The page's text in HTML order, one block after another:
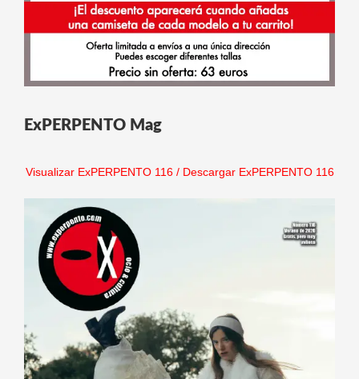
ExPERPENTO Mag
Visualizar ExPERPENTO 116/ Descargar ExPERPENTO 116